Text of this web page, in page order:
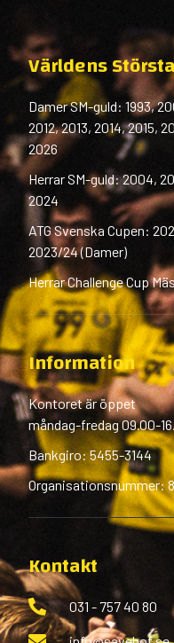
Världens
Damer SM-guld: 1993,
2012, 2013, 2014, 2015,
2026
Herrar SM-guld: 2004,
2024
ATG Svenska Cupen:
2023/24 (Damer)
Herrar Challenge Cup
Information
Kontoret är öppet
måndag-fredag 09.00-
Bankgiro: 5455-3144
Organisationsnummer:
Kontakt
031 - 757 40 80